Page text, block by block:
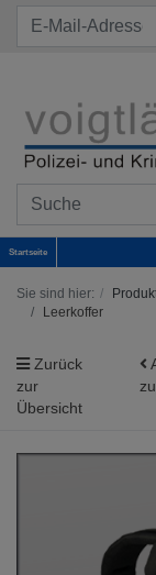
Startseite
Sie sind hier:
Leerkoffer
Zurück
zur
Übersicht